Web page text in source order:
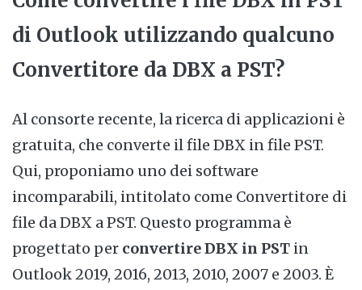
di Outlook utilizzando qualcuno
Convertitore da DBX a PST?
Al consorte recente, la ricerca di applicazioni è
gratuita, che converte il file DBX in file PST.
Qui, proponiamo uno dei software
incomparabili, intitolato come Convertitore di
file da DBX a PST. Questo programma è
progettato per convertire DBX in PST in
Outlook 2019, 2016, 2013, 2010, 2007 e 2003. È